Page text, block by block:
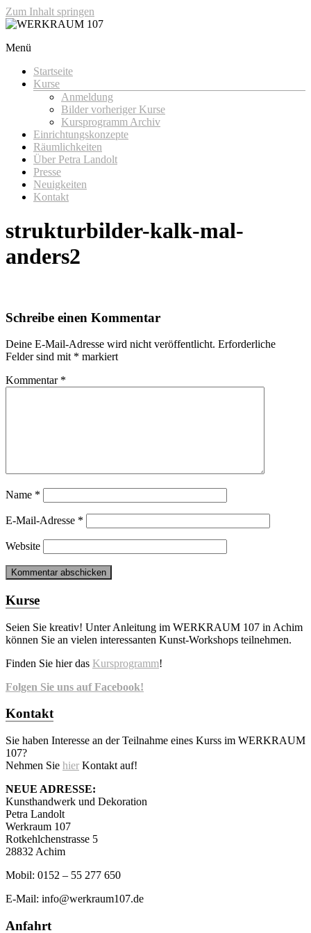
Zum Inhalt springen
Menü
Startseite
Kurse
Anmeldung
Bilder vorheriger Kurse
Kursprogramm Archiv
Einrichtungskonzepte
Räumlichkeiten
Über Petra Landolt
Presse
Neuigkeiten
Kontakt
strukturbilder-kalk-mal-
anders2
Schreibe einen Kommentar
Deine E-Mail-Adresse wird nicht veröffentlicht. Erforderliche
Felder sind mit * markiert
Kommentar *
Name *
E-Mail-Adresse *
Website
Kurse
Seien Sie kreativ! Unter Anleitung im WERKRAUM 107 in Achim
können Sie an vielen interessanten Kunst-Workshops teilnehmen.
Finden Sie hier das Kursprogramm!
Folgen Sie uns auf Facebook!
Kontakt
Sie haben Interesse an der Teilnahme eines Kurss im WERKRAUM
107?
Nehmen Sie hier Kontakt auf!
NEUE ADRESSE:
Kunsthandwerk und Dekoration
Petra Landolt
Werkraum 107
Rotkehlchenstrasse 5
28832 Achim
Mobil: 0152 – 55 277 650
E-Mail: info@werkraum107.de
Anfahrt